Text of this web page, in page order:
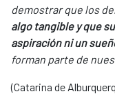
demostrar que los
algo tangible y que
aspiración ni un
forman parte de
(Catarina de